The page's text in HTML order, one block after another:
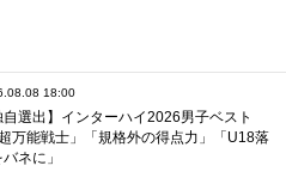
18:00
自選出】インターハイ2026男子ベスト
万能戦士」「規格外の得点力」「U18落
ネに」